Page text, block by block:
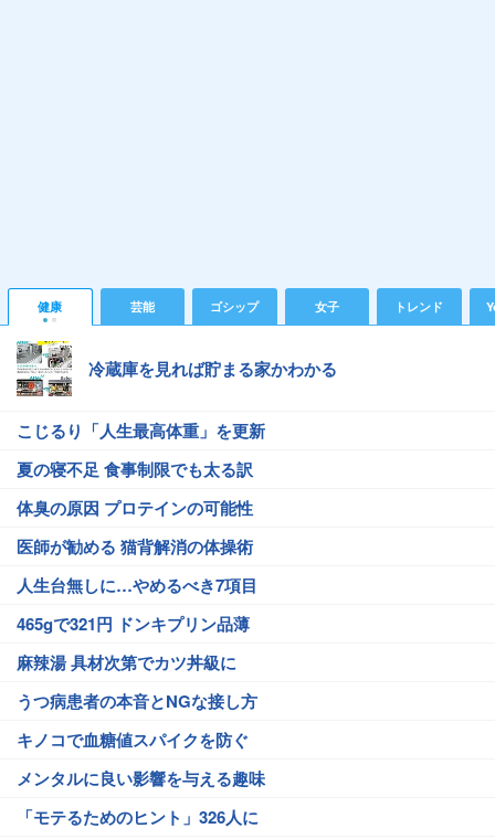
健康 芸能 ゴシップ 女子 トレンド
冷蔵庫を見れば貯まる家かわかる
こじるり「人生最高体重」を更新
夏の寝不足 食事制限でも太る訳
体臭の原因 プロテインの可能性
医師が勧める 猫背解消の体操術
人生台無しに…やめるべき7項目
465gで321円 ドンキプリン品薄
麻辣湯 具材次第でカツ丼級に
うつ病患者の本音とNGな接し方
キノコで血糖値スパイクを防ぐ
メンタルに良い影響を与える趣味
「モテるためのヒント」326人に